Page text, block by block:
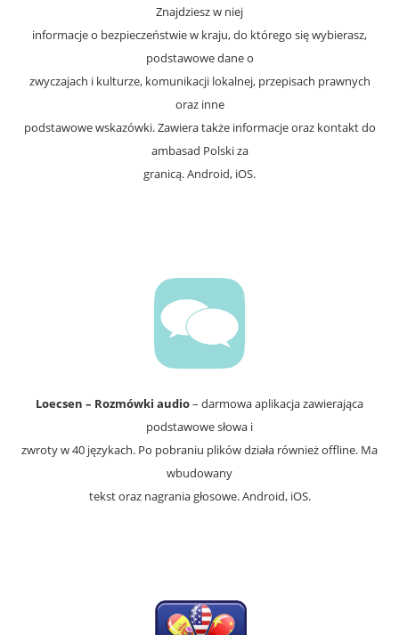
Znajdziesz w niej
informacje o bezpieczeństwie w kraju, do którego się wybierasz,
podstawowe dane o
zwyczajach i kulturze, komunikacji lokalnej, przepisach prawnych
oraz inne
podstawowe wskazówki. Zawiera także informacje oraz kontakt do
ambasad Polski za
granicą. Android, iOS.
Loecsen – Rozmówki audio– darmowa aplikacja zawierająca
podstawowe słowa i
zwroty w 40 językach. Po pobraniu plików działa również offline. Ma
wbudowany
tekst oraz nagrania głosowe. Android, iOS.